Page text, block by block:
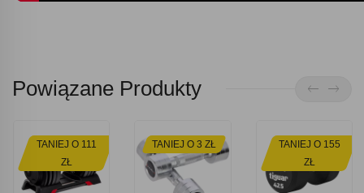
Powiązane Produkty
TANIEJ O 111
ZŁ
TANIEJ O 3 ZŁ
TANIEJ O 155
ZŁ